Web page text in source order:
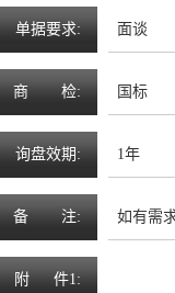
单据要求: 面谈
商 检: 国标
询盘效期 : 1年
备 注: 如有需
附 件1: